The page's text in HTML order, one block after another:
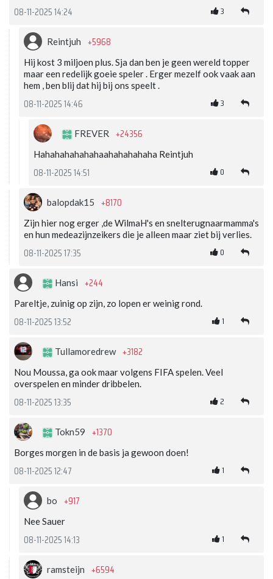
08-11-2025 14:24 3
Reintjuh +5968
Hij kost 3 miljoen plus. Sja dan ben je geen wereld topper
maar een redelijk goeie speler . Erger mezelf ook vaak aan
hem , ben blij dat hij bij ons speelt .
08-11-2025 14:46 3
FREVER +24356
Hahahahahahahaahahahahaha Reintjuh
08-11-2025 14:51 0
balopdak15 +8170
Zijn hier nog erger ,de WilmaH's en snelterugnaarmamma's
en hun medeazijnzeikers die je alleen maar ziet bij verlies.
08-11-2025 17:35 0
Hansi +244
Pareltje, zuinig op zijn, zo lopen er weinig rond.
08-11-2025 13:52 1
Tullamoredrew +3182
Nou Moussa, ga ook maar volgens FIFA spelen. Veel
overspelen en minder dribbelen.
08-11-2025 13:35 2
Tokn59 +1370
Borges morgen in de basis ja gewoon doen!
08-11-2025 12:47 1
bo +917
Nee Sauer
08-11-2025 14:13 1
ramsteijn +6594